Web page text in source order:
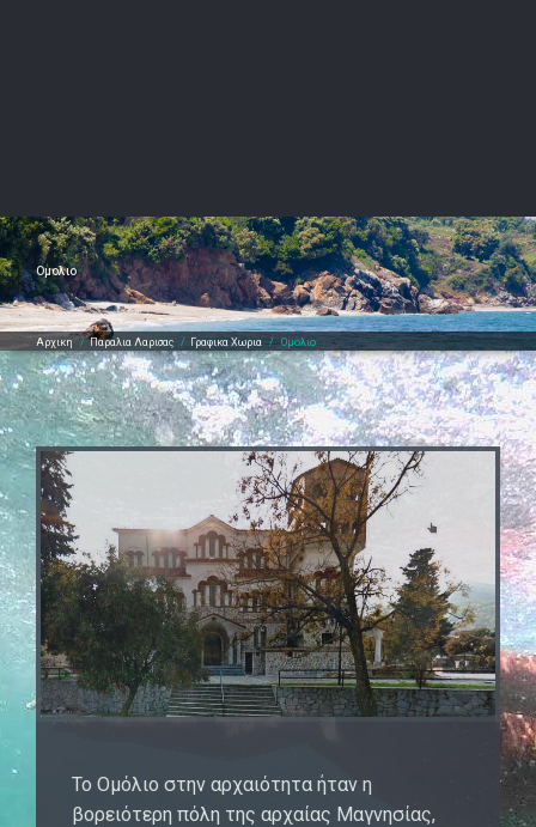
Ομολιο
Αρχικη /Παραλια Λαρισας / Γραφικα Χωρια / Ομολιο
Το Ομόλιο στην αρχαιότητα ήταν η
βορειότερη πόλη της αρχαίας Μαγνησίας,